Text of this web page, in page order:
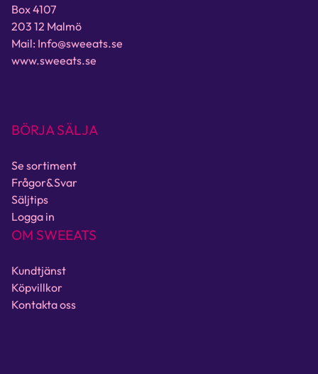
Box 4107
203 12 Malmö
Mail: Info@sweeats.se
www.sweeats.se
BÖRJA SÄLJA
Se sortiment
Frågor&Svar
Säljtips
Logga in
OM SWEEATS
Kundtjänst
Köpvillkor
Kontakta oss